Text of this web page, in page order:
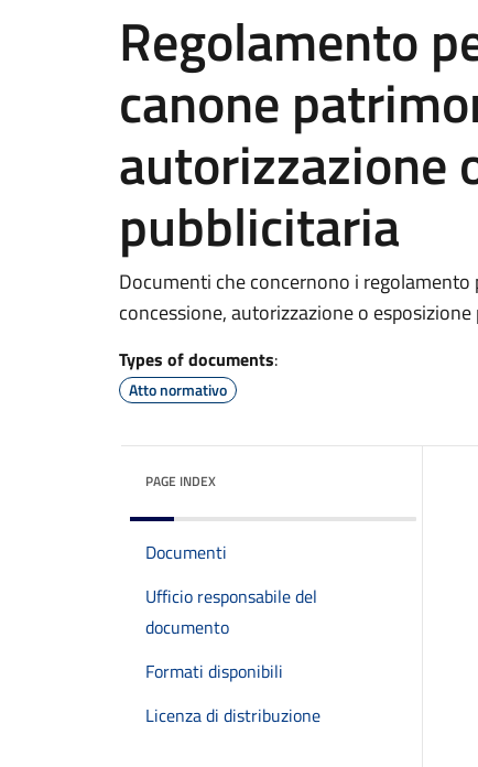
Regolamento
canone
autorizzazione
pubblicitaria
Documenti che concernono i
concessione, autorizzazione o
Types of documents:
Atto normativo
PAGE INDEX
Documenti
Ufficio responsabile del
documento
Formati disponibili
Licenza di distribuzione